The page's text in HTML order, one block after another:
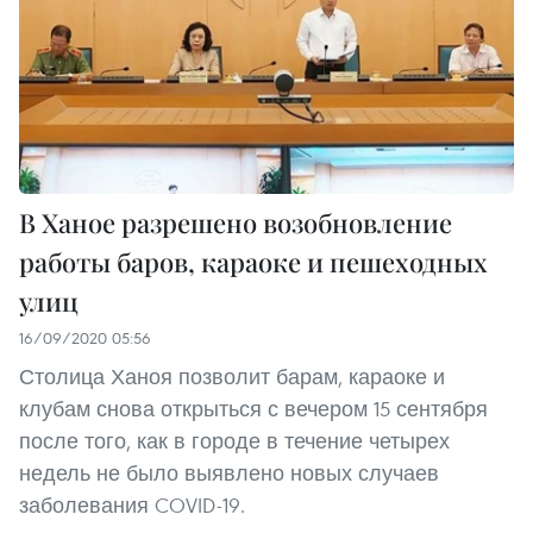
В Ханое разрешено возобновление
работы баров, караоке и пешеходных
улиц
16/09/2020 05:56
Столица Ханоя позволит барам, караоке и
клубам снова открыться с вечером 15 сентября
после того, как в городе в течение четырех
недель не было выявлено новых случаев
заболевания COVID-19.